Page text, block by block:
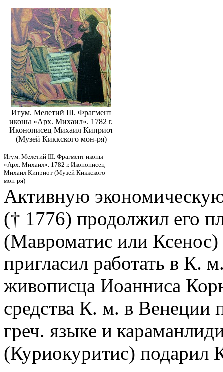
Игум. Мелетий III. Фрагмент
иконы «Арх. Михаил». 1782 г.
Иконописец Михаил Киприот
(Музей Киккского мон-ря)
Игум. Мелетий III. Фрагмент иконы
«Арх. Михаил». 1782 г. Иконописец
Михаил Киприот (Музей Киккского
мон-ря)
Активную
(† 1776) продолжил его
(Мавроматис или
пригласил работать в К.
живописца Иоанниса
средства К. м. в Венеции
греч. языке и
(Куриокуритис)